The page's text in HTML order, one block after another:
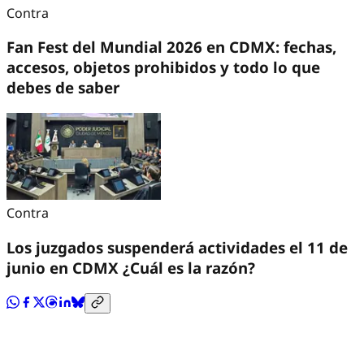
Contra
Fan Fest del Mundial 2026 en CDMX: fechas,
accesos, objetos prohibidos y todo lo que
debes de saber
Contra
Los juzgados suspenderá actividades el 11 de
junio en CDMX ¿Cuál es la razón?